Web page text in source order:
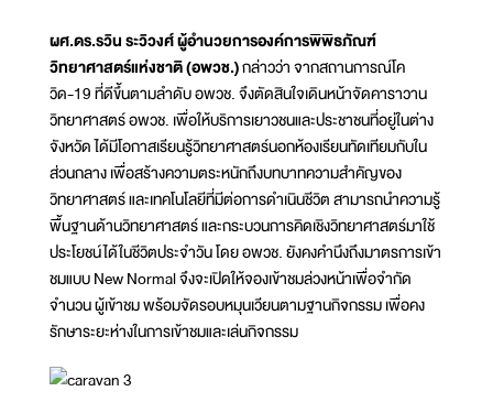
ผศ.ดร.รวิน ระวิวงศ์ ผู้อำนวยการองค์การพิพิธภัณฑ์
วิทยาศาสตร์แห่งชาติ (อพวช.)กล่าวว่า จากสถานการณ์โค
วิด-19 ที่ดีขึ้นตามลำดับ อพวช. จึงตัดสินใจเดินหน้าจัดคาราวาน
วิทยาศาสตร์ อพวช. เพื่อให้บริการเยาวชนและประชาชนที่อยู่ในต่าง
จังหวัด ได้มีโอกาสเรียนรู้วิทยาศาสตร์นอกห้องเรียนทัดเทียมกับใน
ส่วนกลาง เพื่อสร้างความตระหนักถึงบทบาทความสำคัญของ
วิทยาศาสตร์ และเทคโนโลยีที่มีต่อการดำเนินชีวิต สามารถนำความรู้
พื้นฐานด้านวิทยาศาสตร์ และกระบวนการคิดเชิงวิทยาศาสตร์มาใช้
ประโยชน์ได้ในชีวิตประจำวัน โดย อพวช. ยังคงคำนึงถึงมาตรการเข้า
ชมแบบ New Normal จึงจะเปิดให้จองเข้าชมล่วงหน้าเพื่อจำกัด
จำนวน ผู้เข้าชม พร้อมจัดรอบหมุนเวียนตามฐานกิจกรรม เพื่อคง
รักษาระยะห่างในการเข้าชมและเล่นกิจกรรม